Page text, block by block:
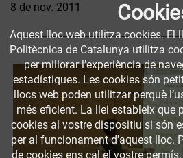
8 de nov. 2011
Aquest lloc web utilitza cookies. El
Politècnica de Catalunya utilitza
per millorar l’experiència de
estadístiques. Les cookies són
llocs web poden utilitzar perquè
més eficient. La llei estableix que
cookies al vostre dispositiu si són
per al funcionament d'aquest lloc.
de cookies ens cal el vostre